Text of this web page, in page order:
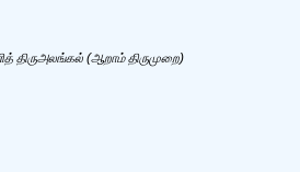
திருஅலங்கல் (ஆறாம் திருமுறை)